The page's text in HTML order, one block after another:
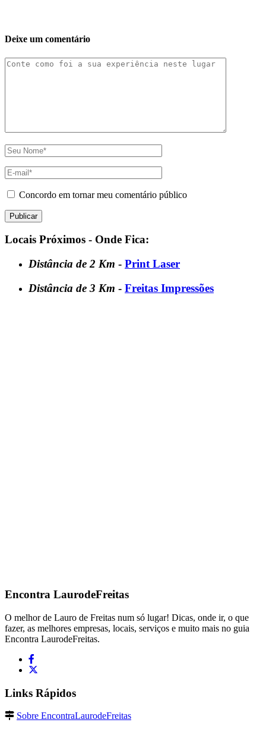
Deixe um comentário
Concordo em tornar meu comentário público
Locais Próximos - Onde Fica:
Distância de 2 Km - Print Laser
Distância de 3 Km - Freitas Impressões
Encontra LaurodeFreitas
O melhor de Lauro de Freitas num só lugar! Dicas, onde ir, o que
fazer, as melhores empresas, locais, serviços e muito mais no guia
Encontra LaurodeFreitas.
Links Rápidos
Sobre EncontraLaurodeFreitas